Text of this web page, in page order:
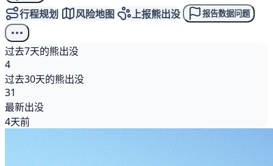
行程规划 风险地图 上报熊出没 报告数据问题
过去7天的熊出没
4
过去30天的熊出没
31
最新出没
4天前